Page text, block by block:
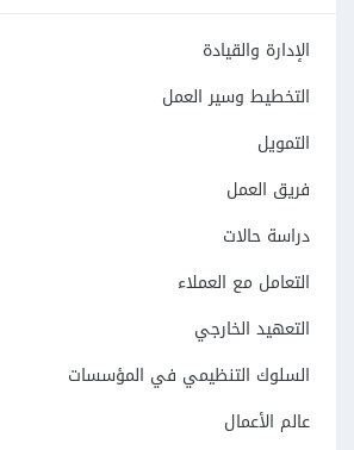
الإدارة والقيادة
التخطيط وسير العمل
التمويل
فريق العمل
دراسة حالات
التعامل مع العملاء
التعهيد الخارجي
السلوك التنظيمي في المؤسسات
عالم الأعمال